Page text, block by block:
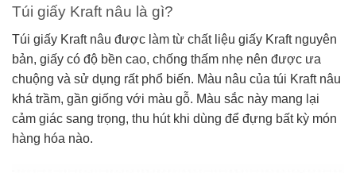
Túi giấy Kraft nâu là gì?
Túi giấy Kraft nâu được làm từ chất liệu giấy Kraft nguyên
bản, giấy có độ bền cao, chống thấm nhẹ nên được ưa
chuộng và sử dụng rất phổ biến. Màu nâu của túi Kraft nâu
khá trầm, gần giống với màu gỗ. Màu sắc này mang lại
cảm giác sang trọng, thu hút khi dùng để đựng bất kỳ món
hàng hóa nào.